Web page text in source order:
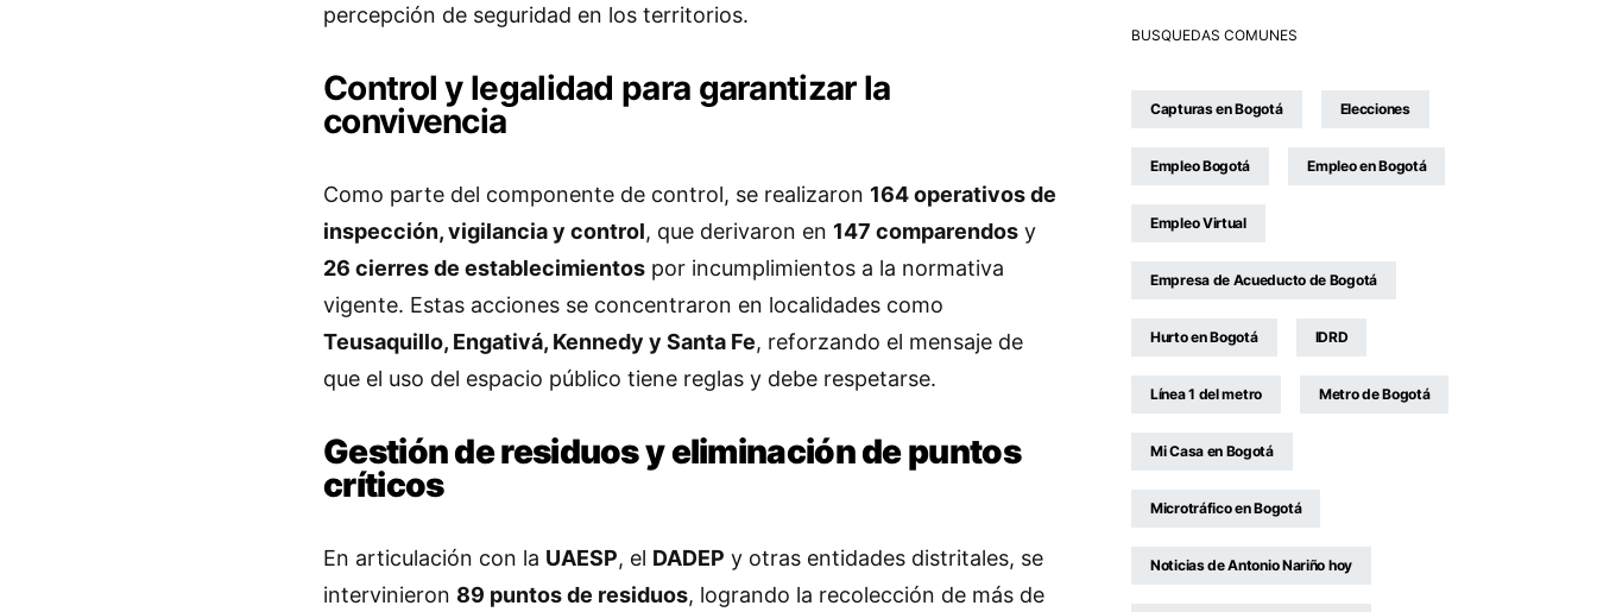
percepción de seguridad en los territorios.
Control y legalidad para garantizar la
convivencia
Como parte del componente de control, se realizaron 164 operativos de
inspección, vigilancia y control, que derivaron en 147 comparendos y
26 cierres de establecimientos por incumplimientos a la normativa
vigente. Estas acciones se concentraron en localidades como
Teusaquillo, Engativá, Kennedy y Santa Fe, reforzando el mensaje de
que el uso del espacio público tiene reglas y debe respetarse.
Gestión de residuos y eliminación de puntos
críticos
En articulación con la UAESP, el DADEP y otras entidades distritales, se
intervinieron 89 puntos de residuos, logrando la recolección de más de
BUSQUEDAS COMUNES
Capturas en Bogotá Elecciones
Empleo Bogotá Empleo en Bogotá
Empleo Virtual
Empresa de Acueducto de Bogotá
Hurto en Bogotá IDRD
Línea 1 del metro Metro de Bogotá
Mi Casa en Bogotá
Microtráfico en Bogotá
Noticias de Antonio Nariño hoy